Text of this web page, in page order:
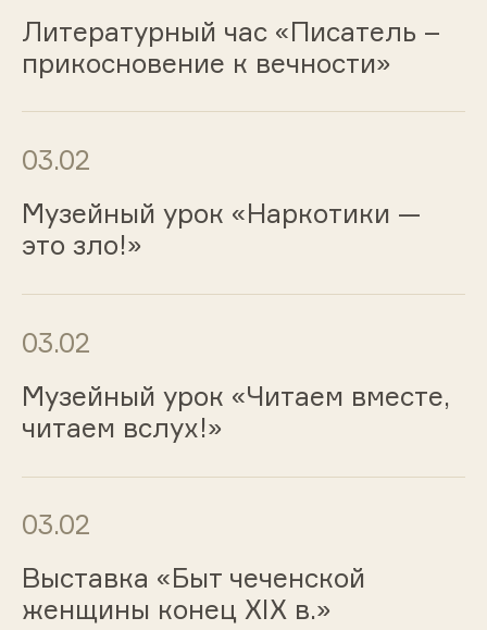
Литературный час «Писатель –
прикосновение к вечности»
03.02
Музейный урок «Наркотики —
это зло!»
03.02
Музейный урок «Читаем вместе,
читаем вслух!»
03.02
Выставка «Быт чеченской
женщины конец XIX в.»